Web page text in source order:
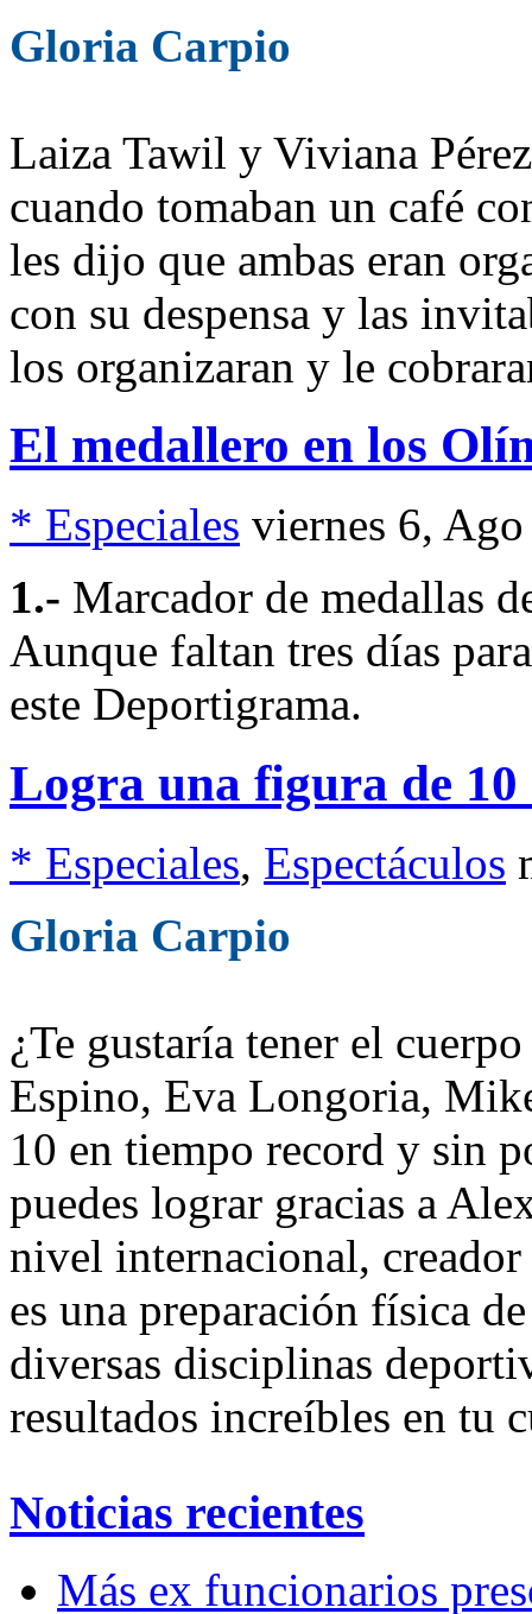
Gloria Carpio
Laiza Tawil y Viviana
cuando tomaban un café
les dijo que ambas eran
con su despensa y las
los organizaran y le
El medallero en los
* Especiales viernes 6,
1.- Marcador de medallas
Aunque faltan tres días
este Deportigrama.
Logra una figura de 10
* Especiales, Espectáculos
Gloria Carpio
¿Te gustaría tener el
Espino, Eva Longoria,
10 en tiempo record y sin
puedes lograr gracias a
nivel internacional,
es una preparación física
diversas disciplinas
resultados increíbles en tu
Noticias recientes
Más ex funcionarios